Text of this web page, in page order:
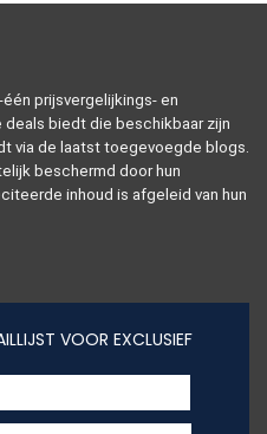
prijsvergelijkings- en
biedt die beschikbaar zijn
via de laatst toegevoegde blogs.
beschermd door hun
inhoud is afgeleid van hun
VOOR EXCLUSIEF